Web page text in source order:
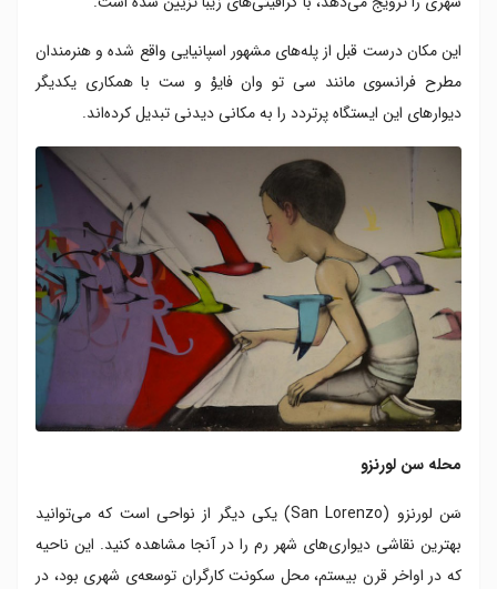
این مکان درست قبل از پله‌های مشهور اسپانیایی واقع شده و هنرمندان
مطرح فرانسوی مانند سی ‌تو وان ‌فایوْ و ست با همکاری یکدیگر
دیوارهای این ایستگاه پرتردد را به مکانی دیدنی تبدیل کرده‌اند.
محله سن لورنزو
سَن لورنزو (San Lorenzo) یکی دیگر از نواحی است که می‌توانید
بهترین نقاشی دیواری‌های شهر رم را در آنجا مشاهده کنید. این ناحیه
که در اواخر قرن بیستم، محل سکونت کارگران توسعه‌ی شهری بود، در